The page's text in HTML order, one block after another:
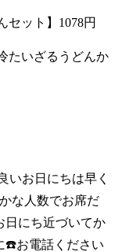
セット】1078円
たいざるうどんか
いお日にちは早く
な人数でお席だ
日にち近づいてか
☎️お電話ください